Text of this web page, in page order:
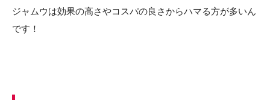
ジャムウは効果の高さやコスパの良さからハマる方が多いん
です！